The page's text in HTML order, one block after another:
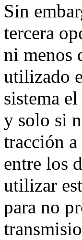
Sin
tercera
ni menos
utilizado
sistema
y solo si
tracción
entre los
utilizar
para no